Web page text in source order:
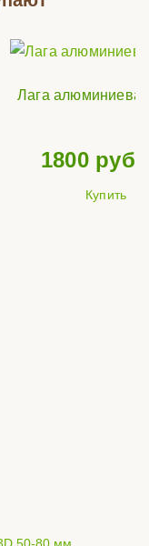
Лага
1800 руб/
Купить